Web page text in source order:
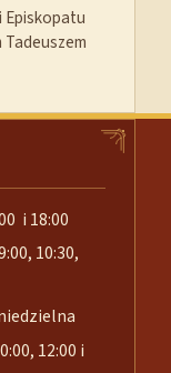
Episkopatu
i 18:00
10:30,
12:00 i